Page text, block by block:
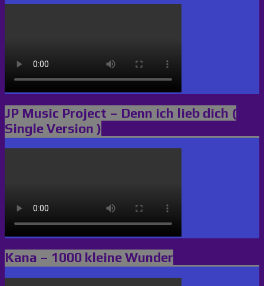
JP Music Project – Denn ich lieb dich (
Single Version )
Kana – 1000 kleine Wunder